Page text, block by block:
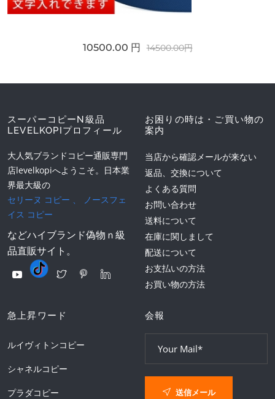
10500.00 円 14500.00円
スーパーコピーN級品
LEVELKOPIプロフィール
大人気ブランドコピー通販専門
店levelkopiへようこそ。日本業
界最大級の
セリーヌ コピー 、
ノースフェ
イス コピー
などハイブランド偽物ｎ級
品直販サイト。
お困りの時は・ご買い物の
案内
当店から確認メールが来ない
返品、交換について
よくある質問
お問い合わせ
送料について
在庫に関しまして
配送について
お支払いの方法
お買い物の方法
急上昇ワード
ルイヴィトンコピー
シャネルコピー
プラダコピー
会報
送信メール